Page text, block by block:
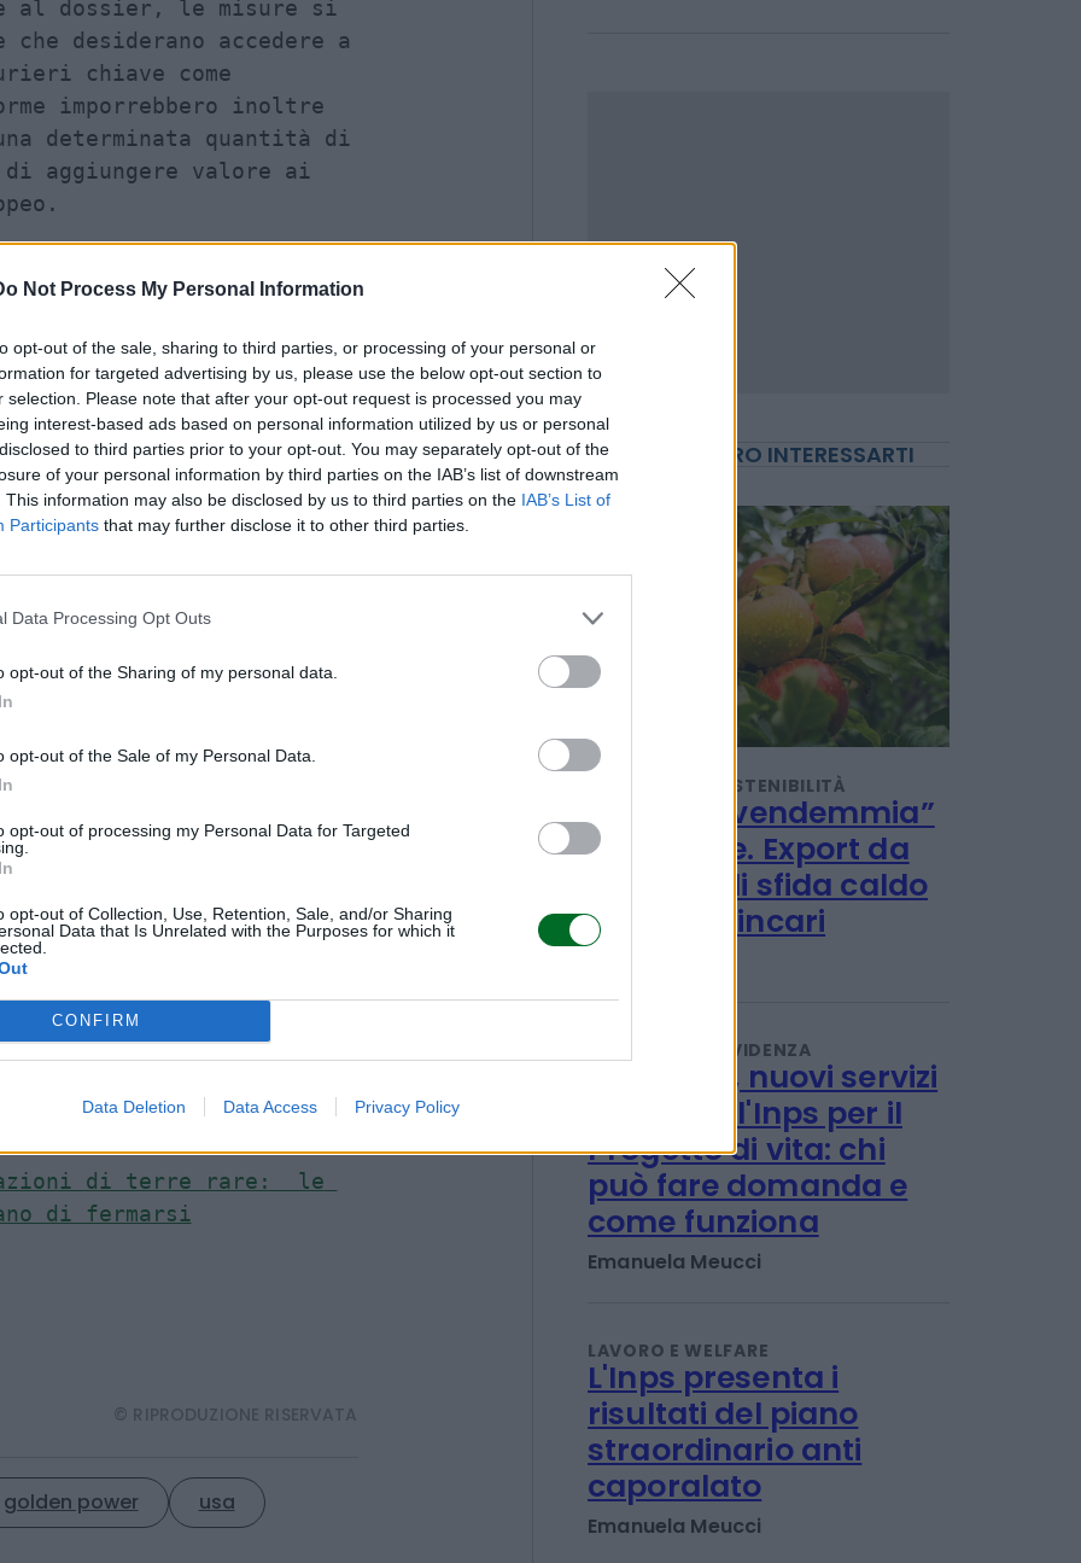
Not Process My Personal Information
opt-out of the sale, sharing to third parties, or processing of your personal or
for targeted advertising by us, please use the below opt-out section to
selection. Please note that after your opt-out request is processed you may
interest-based ads based on personal information utilized by us or personal
to third parties prior to your opt-out. You may separately opt-out of the
of your personal information by third parties on the IAB’s list of downstream
This information may also be disclosed by us to third parties on the IAB’s List of
Participants that may further disclose it to other third parties.
Data Processing Opt Outs
opt-out of the Sharing of my personal data.
opt-out of the Sale of my Personal Data.
opt-out of processing my Personal Data for Targeted
opt-out of Collection, Use, Retention, Sale, and/or Sharing
Data that Is Unrelated with the Purposes for which it
CONFIRM
Data Deletion Data Access Privacy Policy
la possibilità di
cedere la tecnologia
operare a livello
al dossier, le misure si
desiderano accedere a
chiave come
imporrebbero inoltre
determinata quantità di
di aggiungere valore ai
è un'altra opzione sul
arrivare a novembre,
aziende extra Ue, anche
rimaste anonime,
è impedire che la
prevalga sull'industria
produttore di chip
statale per
e la continuità delle
strumento simile al
sostenuta dall'Ue: il
Olof Gill  ha spiegato che
garantire la
in un settore
Gill ha poi ricordato che
tecnologica “è una
economica
a dialogare con
i prossimi
Mossa anti Cina
l’Italia sul golden
© RIPRODUZIONE RISERVATA
POTREBBERO INTERESSARTI
TENDENZE E SOSTENIBILITÀ
Al via la “vendemmia”
delle mele. Export da
1,2 miliardi sfida caldo
Redazione
PENSIONI E PREVIDENZA
Disabilità, nuovi servizi
online dell'Inps per il
Progetto di vita: chi
Emanuela Meucci
LAVORO E WELFARE
L'Inps presenta i
risultati del piano